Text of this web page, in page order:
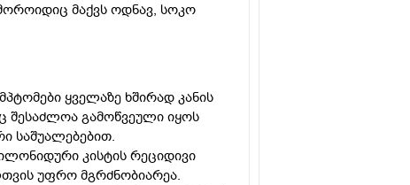
მაქვს ოდნავ, სოკო
ყველაზე ხშირად კანის
შესაძლოა გამოწვეული იყოს
საშუალებებით.
კისტის რეციდივი
უფრო მგრძნობიარეა.